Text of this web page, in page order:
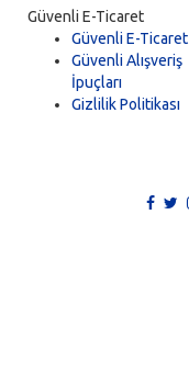
Güvenli E-Ticaret
Güvenli E-Ticaret
Güvenli Alışveriş
İpuçları
Gizlilik Politikası